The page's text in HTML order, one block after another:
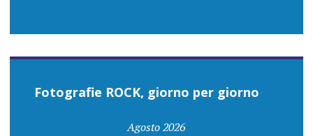
Fotografie ROCK, giorno per giorno
Agosto 2026